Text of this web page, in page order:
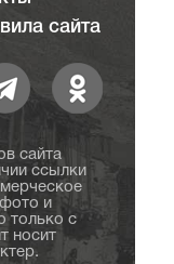
сайта
сайта
ссылки
и
только с
носит